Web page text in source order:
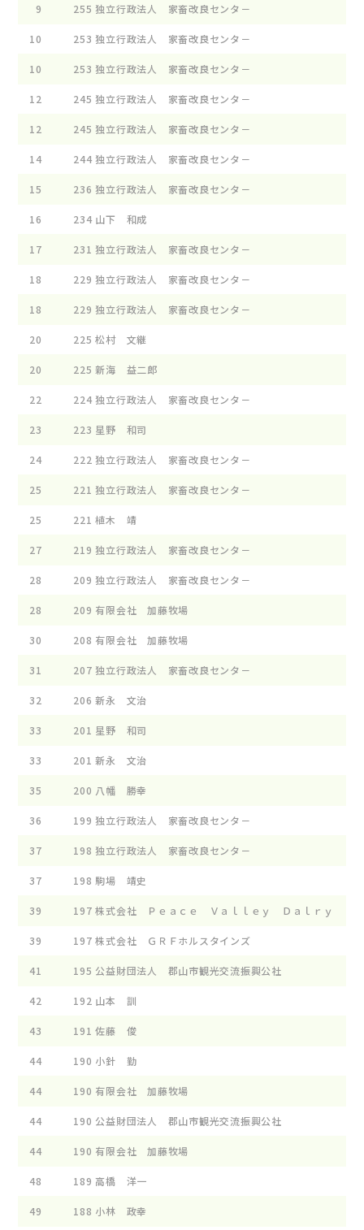
9 255 独立行政法人 家畜改良センタ－
10 253 独立行政法人 家畜改良センタ－
10 253 独立行政法人 家畜改良センタ－
12 245 独立行政法人 家畜改良センタ－
12 245 独立行政法人 家畜改良センタ－
14 244 独立行政法人 家畜改良センタ－
15 236 独立行政法人 家畜改良センタ－
16 234 山下 和成
17 231 独立行政法人 家畜改良センタ－
18 229 独立行政法人 家畜改良センタ－
18 229 独立行政法人 家畜改良センタ－
20 225 松村 文継
20 225 新海 益二郎
22 224 独立行政法人 家畜改良センタ－
23 223 星野 和司
24 222 独立行政法人 家畜改良センタ－
25 221 独立行政法人 家畜改良センタ－
25 221 植木 靖
27 219 独立行政法人 家畜改良センタ－
28 209 独立行政法人 家畜改良センタ－
28 209 有限会社 加藤牧場
30 208 有限会社 加藤牧場
31 207 独立行政法人 家畜改良センタ－
32 206 新永 文治
33 201 星野 和司
33 201 新永 文治
35 200 八幡 勝幸
36 199 独立行政法人 家畜改良センタ－
37 198 独立行政法人 家畜改良センタ－
37 198 駒場 靖史
39 197 株式会社 Ｐｅａｃｅ Ｖａｌｌｅｙ Ｄａｌｒｙ
39 197 株式会社 ＧＲＦホルスタインズ
41 195 公益財団法人 郡山市観光交流振興公社
42 192 山本 訓
43 191 佐藤 俊
44 190 小針 勤
44 190 有限会社 加藤牧場
44 190 公益財団法人 郡山市観光交流振興公社
44 190 有限会社 加藤牧場
48 189 高橋 洋一
49 188 小林 政幸